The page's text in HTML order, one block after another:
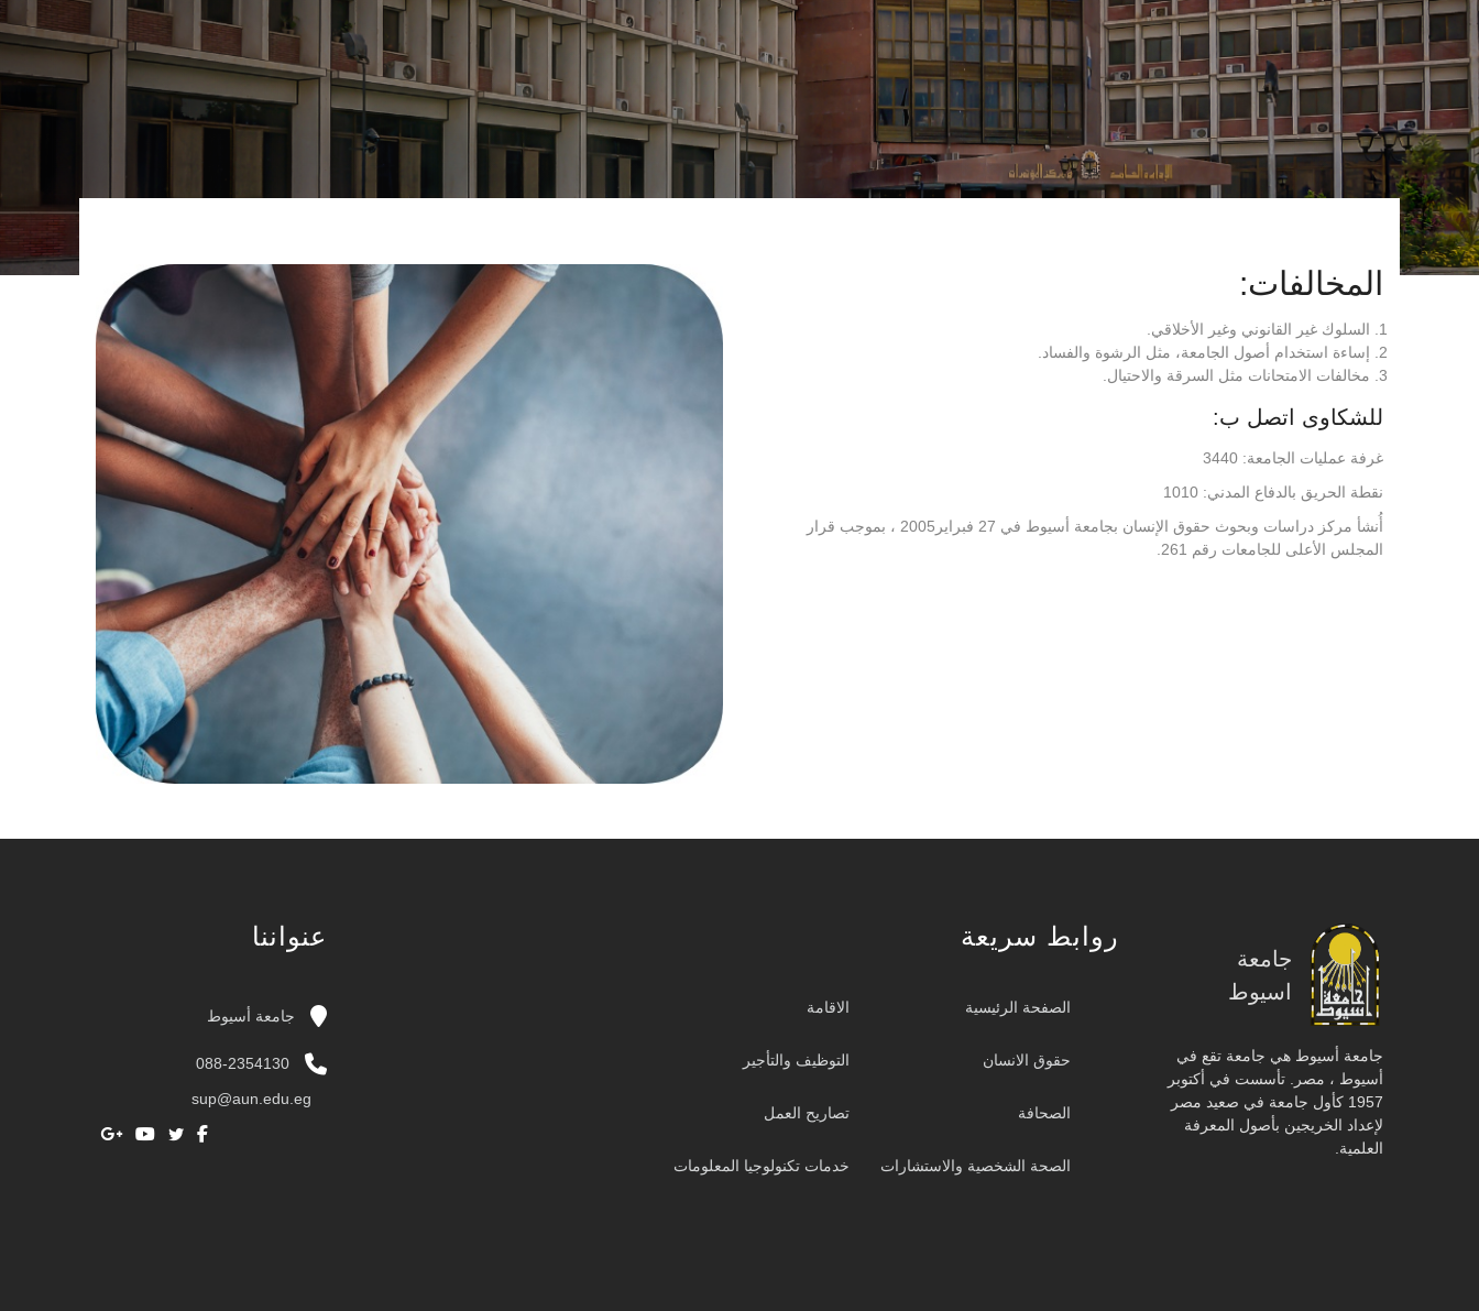
المخالفات:
السلوك غير القانوني وغير الأخلاقي.
إساءة استخدام أصول الجامعة، مثل الرشوة والفساد.
مخالفات الامتحانات مثل السرقة والاحتيال.
للشكاوى اتصل ب:
غرفة عمليات الجامعة: 3440
نقطة الحريق بالدفاع المدني: 1010
أُنشأ مركز دراسات وبحوث حقوق الإنسان بجامعة أسيوط في 27 فبراير2005 ، بموجب قرار
المجلس الأعلى للجامعات رقم 261.
جامعة
اسيوط
جامعة أسيوط هي جامعة تقع في
أسيوط ، مصر. تأسست في أكتوبر
1957 كأول جامعة في صعيد مصر
لإعداد الخريجين بأصول المعرفة
العلمية.
روابط سريعة
الصفحة الرئيسية الاقامة
حقوق الانسان التوظيف والتأجير
الصحافة تصاريح العمل
الصحة الشخصية والاستشارات خدمات تكنولوجيا المعلومات
عنواننا
جامعة أسيوط
088-2354130